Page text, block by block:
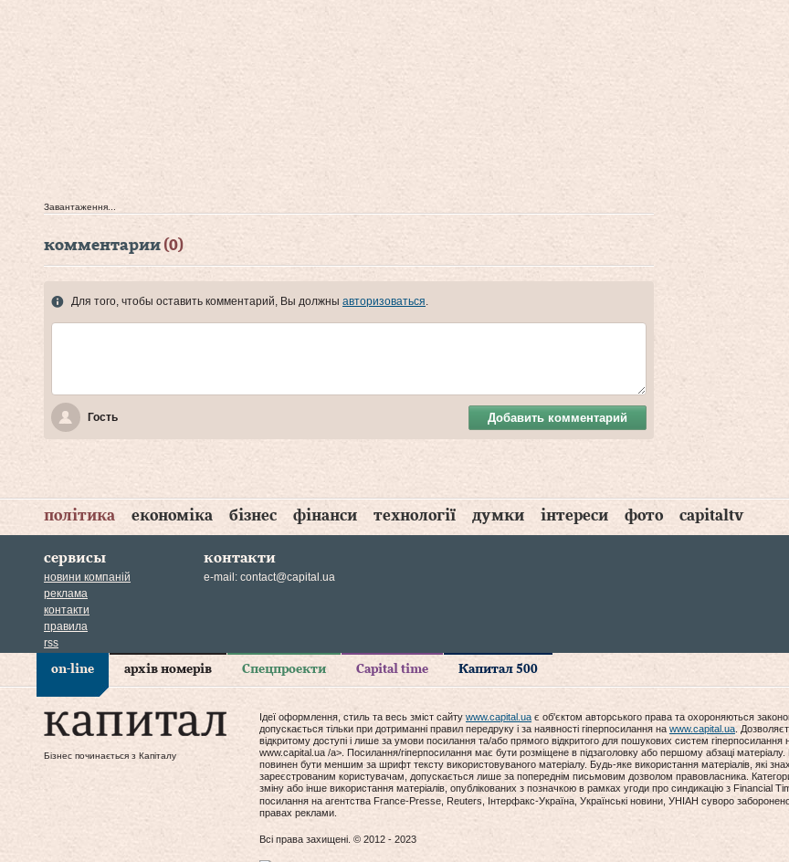
Завантаження...
комментарии (0)
Для того, чтобы оставить комментарий, Вы должны авторизоваться.
Гость Добавить комментарий
політика економіка бізнес фінанси технології думки інтереси фото capitaltv
сервисы
новини компаній
реклама
контакти
правила
rss
контакти
e-mail: contact@capital.ua
on-line архів номерів Спецпроекти Capital time Капитал 500
Бізнес починається з Капіталу
Ідеї оформлення, стиль та весь зміст сайту www.capital.ua є об'єктом авторського права та охороняються
допускається тільки при дотриманні правил передруку і за наявності гіперпосилання на www.capital.ua .
відкритому доступі і лише за умови посилання та/або прямого відкритого для пошукових систем
www.capital.ua /a>. Посилання/гіперпосилання має бути розміщене в підзаголовку або першому абзаці
повинен бути меншим за шрифт тексту використовуваного матеріалу. Будь-яке використання матеріалів, які
зареєстрованим користувачам, допускається лише за попереднім письмовим дозволом правовласника.
зміну або інше використання матеріалів, опублікованих з позначкою в рамках угоди про синдикацію з Financial
посилання на агентства France-Presse, Reuters, Інтерфакс-Україна, Українські новини, УНІАН суворо
правах реклами.
Всі права захищені. © 2012 - 2023